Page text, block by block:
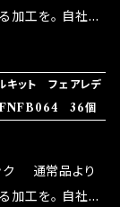
サイトと横浜に
ので宜しくお願
加工を。 自社比
織戸選手がテス
検証し、これは
ラスになりデメ
品です。 購入先
サイトと横浜に
ット フェアレデ
36個
ク 通常品より
加工を。 自社比